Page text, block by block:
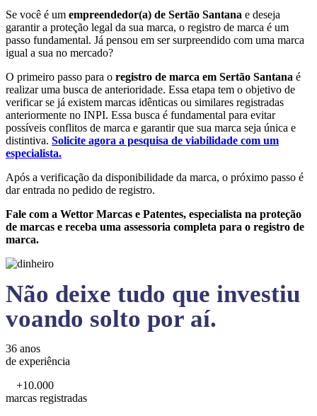
Se você é um empreendedor(a) de Sertão Santana e deseja
garantir a proteção legal da sua marca, o registro de marca é um
passo fundamental. Já pensou em ser surpreendido com uma marca
igual a sua no mercado?
O primeiro passo para o registro de marca em Sertão Santana é
realizar uma busca de anterioridade. Essa etapa tem o objetivo de
verificar se já existem marcas idênticas ou similares registradas
anteriormente no INPI. Essa busca é fundamental para evitar
possíveis conflitos de marca e garantir que sua marca seja única e
distintiva. Solicite agora a pesquisa de viabilidade com um
especialista.
Após a verificação da disponibilidade da marca, o próximo passo é
dar entrada no pedido de registro.
Fale com a Wettor Marcas e Patentes, especialista na proteção
de marcas e receba uma assessoria completa para o registro de
marca.
Não deixe tudo que investiu
voando solto por aí.
36 anos
de experiência
+10.000
marcas registradas